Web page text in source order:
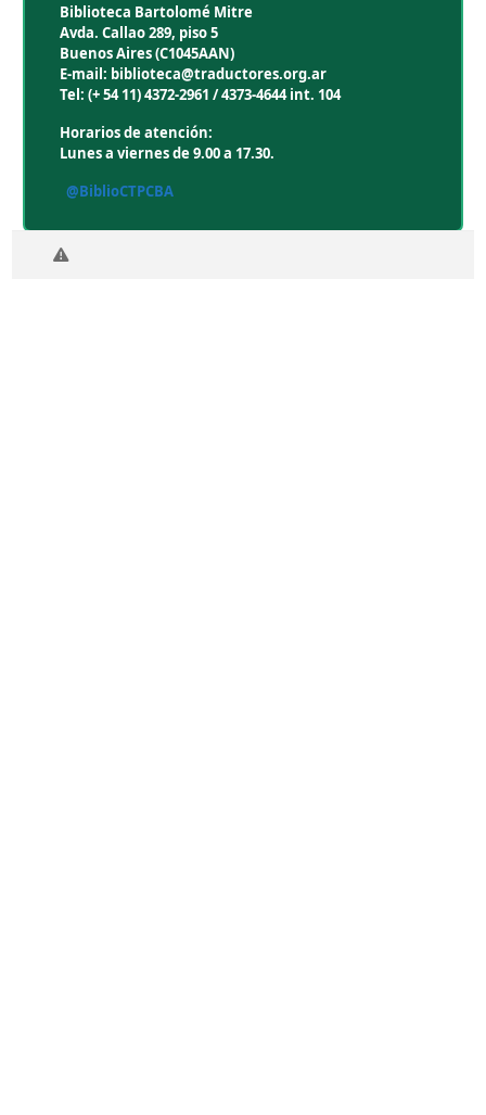
Biblioteca Bartolomé Mitre
Avda. Callao 289, piso 5
Buenos Aires (C1045AAN)
E-mail: biblioteca@traductores.org.ar
Tel: (+ 54 11) 4372-2961 / 4373-4644 int. 104
Horarios de atención:
Lunes a viernes de 9.00 a 17.30.
@BiblioCTPCBA